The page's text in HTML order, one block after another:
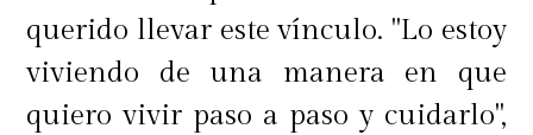
querido llevar este vínculo. "Lo estoy
viviendo de una manera en que
quiero vivir paso a paso y cuidarlo",